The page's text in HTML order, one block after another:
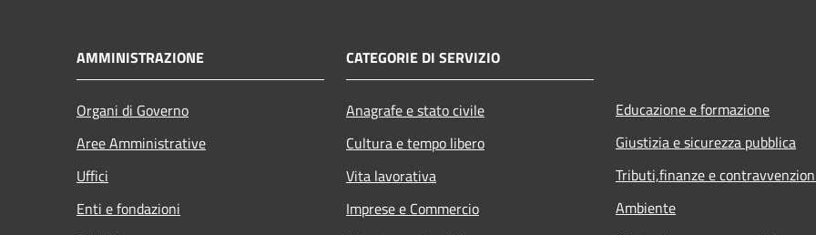
AMMINISTRAZIONE
Organi di Governo
Aree Amministrative
Uffici
Enti e fondazioni
CATEGORIE DI SERVIZIO
Anagrafe e stato civile
Cultura e tempo libero
Vita lavorativa
Imprese e Commercio
Educazione e formazione
Giustizia e sicurezza pubblica
Tributi,finanze e
Ambiente